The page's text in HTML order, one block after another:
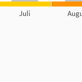
Juli